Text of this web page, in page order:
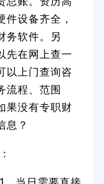
设备齐全，
务软件。另
先在网上查一
以上门查询咨
流程、范围
果没有专职财
息？